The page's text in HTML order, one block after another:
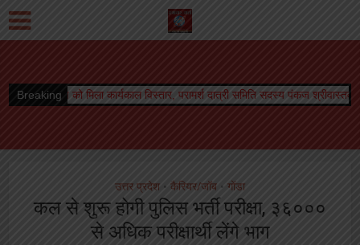
Breaking
कार्यकाल विस्तार, परामर्श दात्री समिति सदस्य पंकज श्रीवास्तव ने दी शुभकामनायें
उत्तर प्रदेश • कैरियर/जॉब • गोंडा
कल से शुरू होगी पुलिस भर्ती परीक्षा, ३६०००
से अधिक परीक्षार्थी लेंगे भाग